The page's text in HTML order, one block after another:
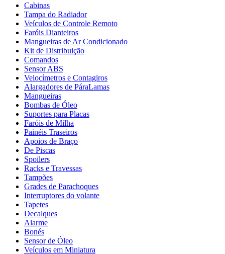
Cabinas
Tampa do Radiador
Veículos de Controle Remoto
Faróis Dianteiros
Mangueiras de Ar Condicionado
Kit de Distribuição
Comandos
Sensor ABS
Velocímetros e Contagiros
Alargadores de PáraLamas
Mangueiras
Bombas de Óleo
Suportes para Placas
Faróis de Milha
Painéis Traseiros
Apoios de Braço
De Piscas
Spoilers
Racks e Travessas
Tampões
Grades de Parachoques
Interruptores do volante
Tapetes
Decalques
Alarme
Bonés
Sensor de Óleo
Veículos em Miniatura